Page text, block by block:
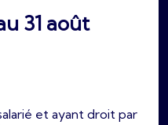
31 août
et ayant droit par